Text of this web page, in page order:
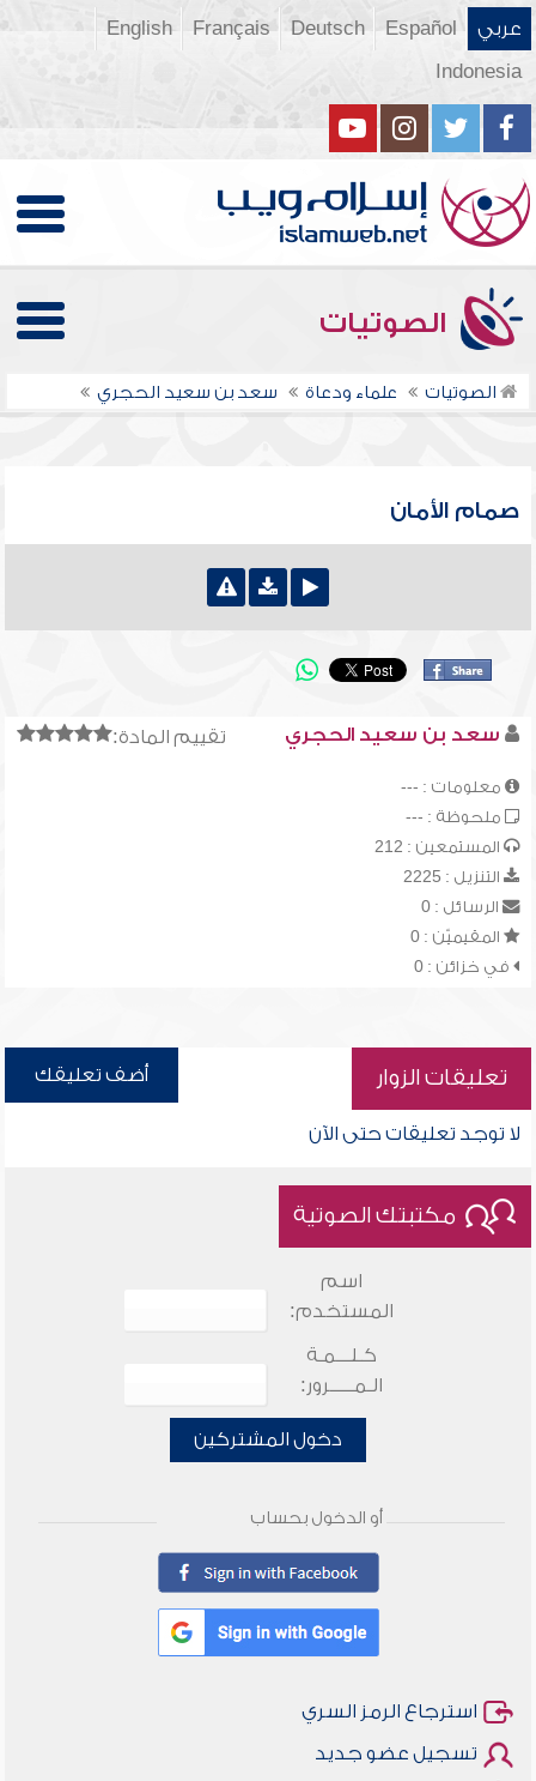
عربي Español
Deutsch
Français
English
Indonesia
الصوتيات
الصوتيات علماء ودعاة سعد بن سعيد الحجري
صمام الأمان
تقييم المادة: سعد بن سعيد الحجري
معلومات : ---
ملحوظة : ---
المستمعين : 212
التنزيل : 2225
الرسائل : 0
المقيميّن : 0
في خزائن : 0
تعليقات الزوار أضف تعليقك
لا توجد تعليقات حتى الآن
مكتبتك الصوتية
اسم
المستخدم:
كـلـــمـة
الـمـــــرور:
دخول المشتركين
أو الدخول بحساب
استرجاع الرمز السري
تسجيل عضو جديد